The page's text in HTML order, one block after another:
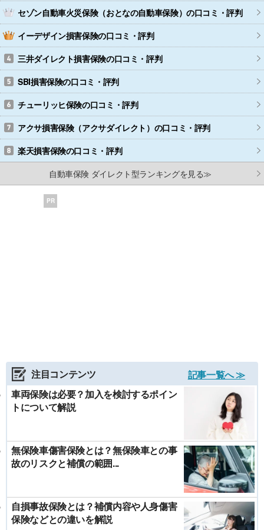
セゾン自動車火災保険（おとなの自動車保険）の口コミ・評判
イーデザイン損害保険の口コミ・評判
三井ダイレクト損害保険の口コミ・評判
SBI損害保険の口コミ・評判
チューリッヒ保険の口コミ・評判
アクサ損害保険（アクサダイレクト） の口コミ・評判
楽天損害保険の口コミ・評判
自動車保険 ダイレクト型ランキングを見る≫
PR
注目コンテンツ
記事一覧へ ≫
車両保険は必要？加入を検討するポイン
トについて解説
無保険車傷害保険とは？無保険車との事
故のリスクと補償の範囲...
自損事故保険とは？補償内容や人身傷害
保険などとの違いを解説